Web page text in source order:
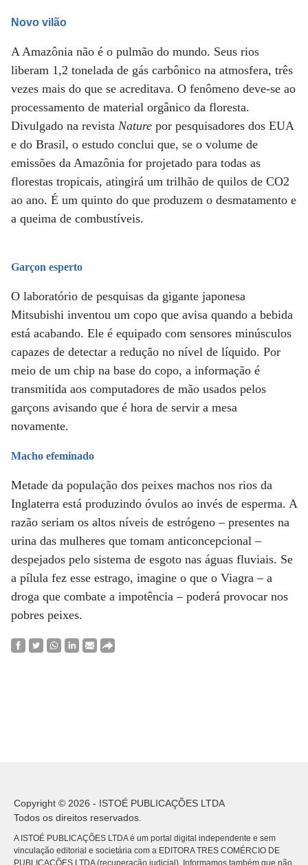
Novo vilão
A Amazônia não é o pulmão do mundo. Seus rios
liberam 1,2 tonelada de gás carbônico na atmosfera, três
vezes mais do que se acreditava. O fenômeno deve-se ao
processamento de material orgânico da floresta.
Divulgado na revista Nature por pesquisadores dos EUA
e do Brasil, o estudo conclui que, se o volume de
emissões da Amazônia for projetado para todas as
florestas tropicais, atingirá um trilhão de quilos de CO2
ao ano. É um quinto do que produzem o desmatamento e
a queima de combustíveis.
Garçon esperto
O laboratório de pesquisas da gigante japonesa
Mitsubishi inventou um copo que avisa quando a bebida
está acabando. Ele é equipado com sensores minúsculos
capazes de detectar a redução no nível de líquido. Por
meio de um chip na base do copo, a informação é
transmitida aos computadores de mão usados pelos
garçons avisando que é hora de servir a mesa
novamente.
Macho efeminado
Metade da população dos peixes machos nos rios da
Inglaterra está produzindo óvulos ao invés de esperma. A
razão seriam os altos níveis de estrógeno – presentes na
urina das mulheres que tomam anticoncepcional –
despejados pelo sistema de esgoto nas águas fluviais. Se
a pílula fez esse estrago, imagine o que o Viagra – a
droga que combate a impotência – poderá provocar nos
pobres peixes.
Copyright © 2026 - ISTOÉ PUBLICAÇÕES LTDA
Todos os direitos reservados.
A ISTOÉ PUBLICAÇÕES LTDA é um portal digital independente e sem
vinculação editorial e societária com a EDITORA TRES COMÉRCIO DE
PUBLICACÕES LTDA (recuperação judicial). Informamos também que não